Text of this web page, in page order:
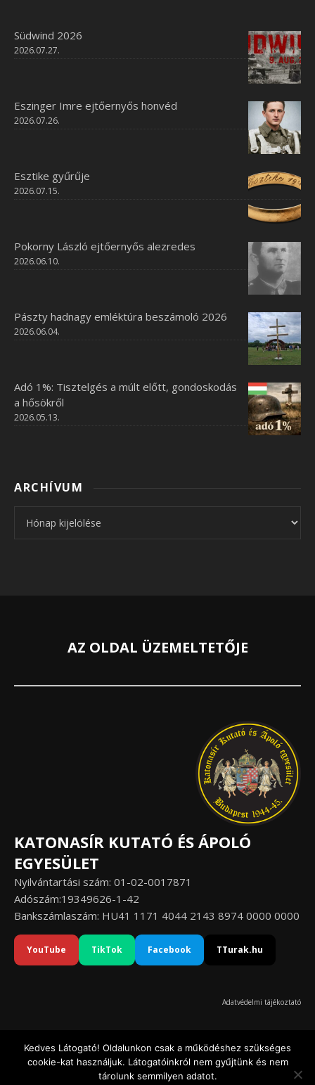
Südwind 2026
2026.07.27.
Eszinger Imre ejtőernyős honvéd
2026.07.26.
Esztike gyűrűje
2026.07.15.
Pokorny László ejtőernyős alezredes
2026.06.10.
Pászty hadnagy emléktúra beszámoló 2026
2026.06.04.
Adó 1%: Tisztelgés a múlt előtt, gondoskodás
a hősökről
2026.05.13.
ARCHÍVUM
AZ OLDAL ÜZEMELTETŐJE
KATONASÍR KUTATÓ ÉS ÁPOLÓ
EGYESÜLET
Nyilvántartási szám: 01-02-0017871
Adószám:19349626-1-42
Bankszámlaszám: HU41 1171 4044 2143 8974 0000 0000
YouTube TikTok Facebook TTurak.hu
Adatvédelmi tájékoztató
© Katonasír Kutató és Ápoló Egyesület 2020-2026
Kedves Látogató! Oldalunkon csak a működéshez szükséges
cookie-kat használjuk. Látogatóinkról nem gyűjtünk és nem
tárolunk semmilyen adatot.